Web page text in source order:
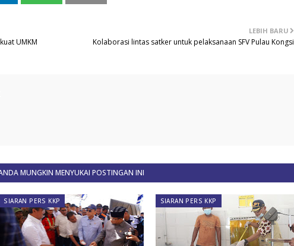
LEBIH BARU
Kolaborasi lintas satker untuk pelaksanaan SFV Pulau Kongsi
UMKM
MUNGKIN MENYUKAI POSTINGAN INI
SIARAN PERS KKP SIARAN PERS KKP